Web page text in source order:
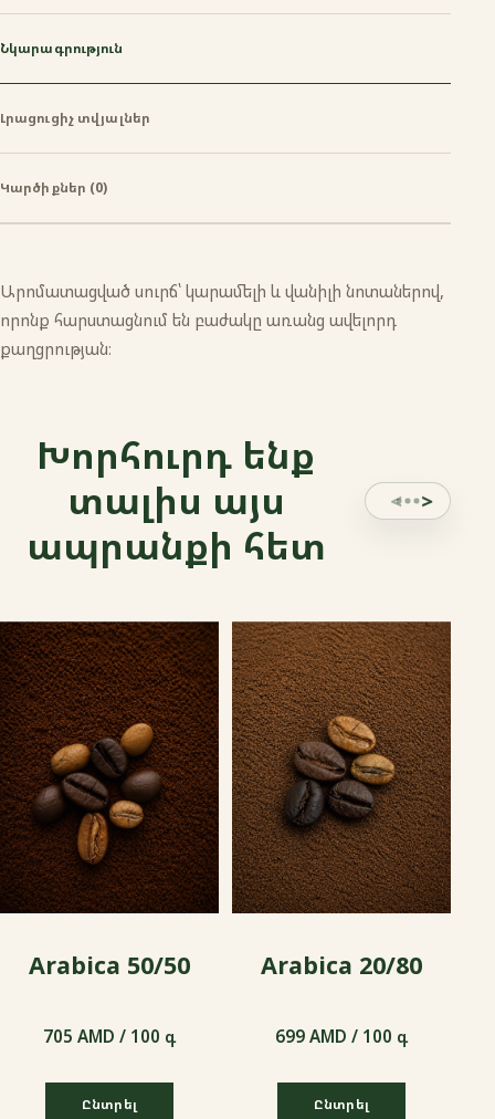
Նկարագրություն
Լրացուցիչ տվյալներ
Կարծիքներ (0)
Արոմատացված սուրճ՝ կարամելի և վանիլի նոտաներով,
որոնք հարստացնում են բաժակը առանց ավելորդ
քաղցրության։
Խորհուրդ ենք
տալիս այս
ապրանքի հետ
Arabica 50/50
705 AMD / 100 գ
Ընտրել
Arabica 20/80
699 AMD / 100 գ
Ընտրել